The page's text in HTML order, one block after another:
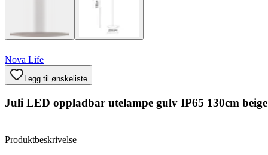
Nova Life
Legg til ønskeliste
Juli LED oppladbar utelampe gulv IP65 130cm beige
Produktbeskrivelse